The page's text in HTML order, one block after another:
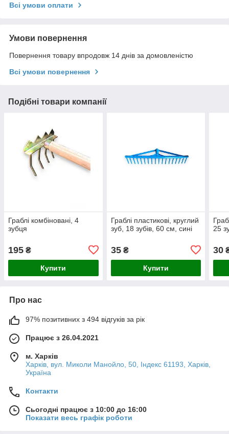
Всі умови оплати
Умови повернення
Повернення товару впродовж 14 днів за домовленістю
Всі умови повернення
Подібні товари компанії
Граблі комбіновані, 4
зубця
195 ₴
Купити
Граблі пластикові, круглий
зуб, 18 зубів, 60 см, сині
35₴
Купити
25
30
Про нас
97% позитивних з 494 відгуків за рік
Працює з 26.04.2021
м. Харків
Харків, вул. Миколи Манойло, 50, Індекс 61193, Харків,
Україна
Контакти
Сьогодні працює з 10:00 до 16:00
Показати весь графік роботи